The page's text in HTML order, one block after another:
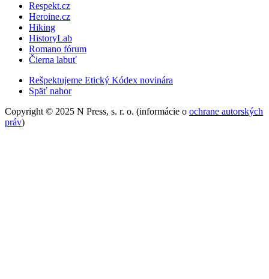
Respekt.cz
Heroine.cz
Hiking
HistoryLab
Romano fórum
Čierna labuť
Rešpektujeme Etický Kódex novinára
Späť nahor
Copyright © 2025 N Press, s. r. o. (informácie o ochrane autorských
práv)